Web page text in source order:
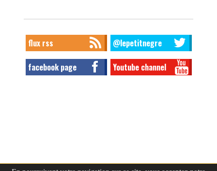
flux rss @lepetitnegre
facebook page Youtube channel